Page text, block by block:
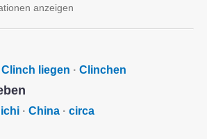
anzeigen
liegen · Clinchen
· China · circa